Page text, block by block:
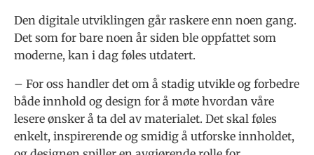
Den digitale utviklingen går raskere enn noen gang.
Det som for bare noen år siden ble oppfattet som
moderne, kan i dag føles utdatert.
– For oss handler det om å stadig utvikle og forbedre
både innhold og design for å møte hvordan våre
lesere ønsker å ta del av materialet. Det skal føles
enkelt, inspirerende og smidig å utforske innholdet,